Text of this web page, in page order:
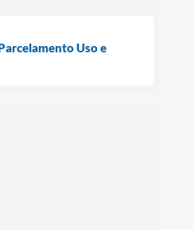
Uso e